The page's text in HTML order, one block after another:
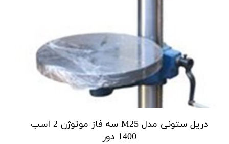
دریل ستونی مدل M25 سه فاز موتوژن 2 اسب
1400 دور